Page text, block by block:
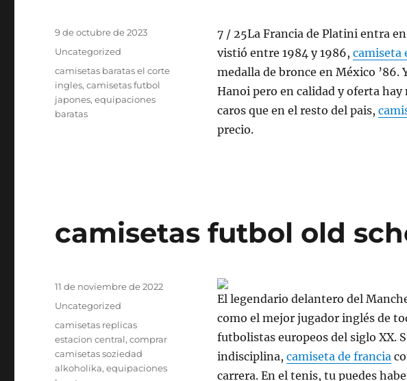
7 / 25La Francia de Platini entra
vistió entre 1984 y 1986, camiseta
medalla de bronce en México ’86.
Hanoi pero en calidad y oferta hay
caros que en el resto del pais,
precio.
Publicado
9 de octubre de 2023
Categorías
Uncategorized
Etiquetas
camisetas baratas el corte
ingles,camisetas futbol
japones,equipaciones
baratas
camisetas futbol old
El legendario delantero del
como el mejor jugador inglés de
futbolistas europeos del siglo XX.
indisciplina, camiseta de francia
carrera. En el tenis, tu puedes
Publicado
11 de noviembre de 2022
Categorías
Uncategorized
Etiquetas
camisetas replicas
estacion central,comprar
camisetas soziedad
alkoholika,equipaciones